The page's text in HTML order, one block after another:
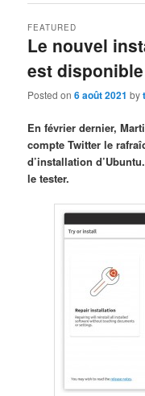
Le nouvel
est
FEATURED
Posted on6 août 2021 by
En février dernier,
compte Twitter le
d’installation
le tester.